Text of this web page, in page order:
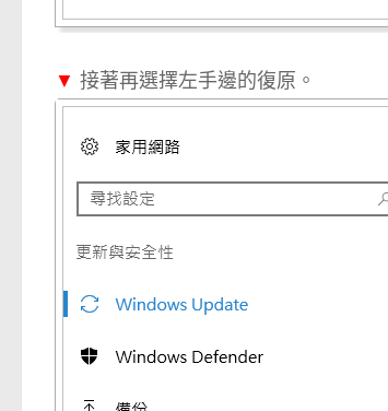
▼ 接著再選擇左手邊的復原。